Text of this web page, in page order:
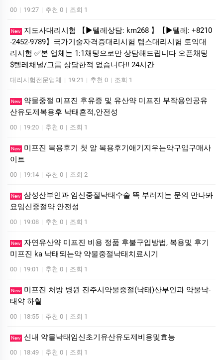
00 | 19:27 | 추천 0 | 조회 1
New
지도사대리시험 【▶텔레상담: km268 】【▶텔레: +8210
-2452-9789】국가기술자격증대리시험 텝스대리시험 토익대
리시험 ✅본 업체는 1:1채팅으로만 상담해드립니다 오픈채팅
$텔레채널/그룹 상담한적 없습니다!! 24시간
대리시험전문업체 | 19:21 | 추천 0 | 조회 1
New
약물중절 미프진 후유증 및 유산약 미프진 부작용인공유
산유도제복용후 낙태흔적,안전성
00 | 19:20 | 추천 0 | 조회 1
New
미프진 복용후기 첫 알 복용후기애기지우는약구입구매사
이트
00 | 19:14 | 추천 0 | 조회 2
New 삼성산부인과 임신중절낙태수술 똑 부러지는 문의 만나봐
요임신중절약 안전성
00 | 19:08 | 추천 0 | 조회 1
New
자연유산약 미프진 비용 정품 후불구입방법, 복용및 후기
미프진 ka 낙태되는약 약물중절낙태치료시기
00 | 19:01 | 추천 0 | 조회 1
New
미프진 처방 병원 진주시약물중절(낙태)산부인과 약물낙­
태약 하혈
00 | 18:55 | 추천 0 | 조회 1
New 신내 약물낙태임신초기유산유도제비용및효능
00 | 18:49 | 추천 0 | 조회 1